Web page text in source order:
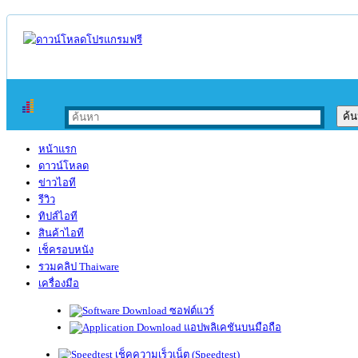
หน้าแรก
ดาวน์โหลด
ข่าวไอที
รีวิว
ทิปส์ไอที
สินค้าไอที
เช็ครอบหนัง
รวมคลิป Thaiware
เครื่องมือ
ซอฟต์แวร์
แอปพลิเคชันบนมือถือ
เช็คความเร็วเน็ต (Speedtest)